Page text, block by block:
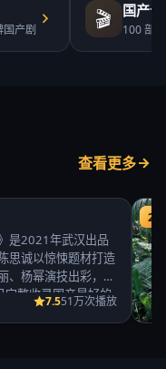
产剧 🎬 国产
100部 ·
查看更多
是2021年武汉出品
思诚以惊悚题材打造
、杨幂演技出彩，
整收录国产最好的
7.551万次播放
2